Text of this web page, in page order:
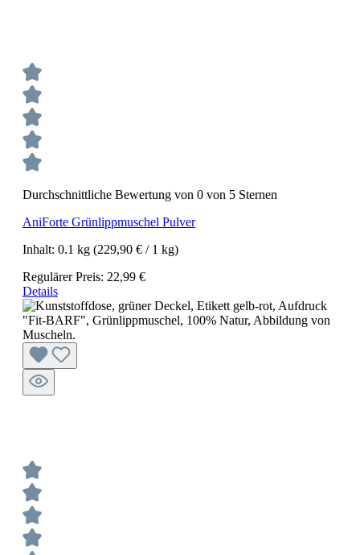
Durchschnittliche Bewertung von 0 von 5 Sternen
AniForte Grünlippmuschel Pulver
Inhalt: 0.1 kg (229,90 € / 1 kg)
Regulärer Preis: 22,99 €
Details